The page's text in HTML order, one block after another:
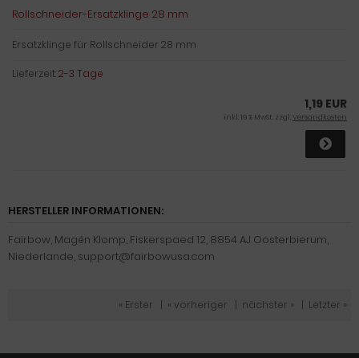
Rollschneider-Ersatzklinge 28 mm
Ersatzklinge für Rollschneider 28 mm
Lieferzeit:2-3 Tage
1,19 EUR
inkl. 19 % MwSt. zzgl.Versandkosten
HERSTELLER INFORMATIONEN:
Fairbow, Magén Klomp, Fiskerspaed 12, 8854 AJ Oosterbierum,
Niederlande, support@fairbowusa.com
« Erster « vorheriger nächster » Letzter »